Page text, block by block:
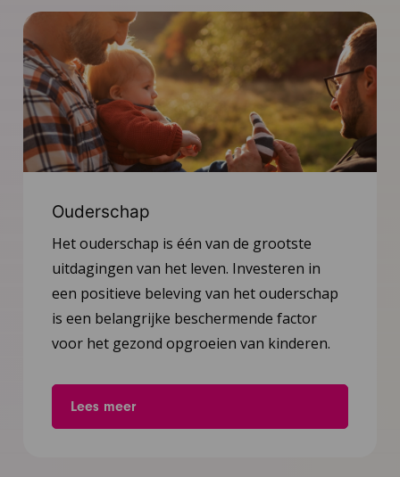
Ouderschap
Het ouderschap is één van de grootste
uitdagingen van het leven. Investeren in
een positieve beleving van het ouderschap
is een belangrijke beschermende factor
voor het gezond opgroeien van kinderen.
Lees meer